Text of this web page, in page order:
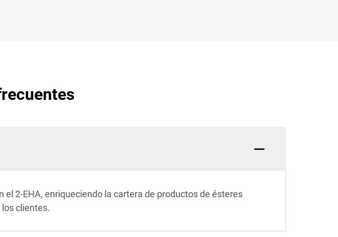
2-EHA, enriqueciendo la cartera de productos de ésteres
clientes.